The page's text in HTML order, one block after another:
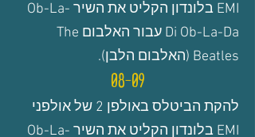
EMI בלונדון הקליט את השיר
Ob-La-
Di Ob-La-Da
עבור האלבום The
Beatles (האלבום הלבן).
08-09
להקת הביטלס
באולפן 2 של אולפני
EMI בלונדון הקליט את השיר
Ob-La-